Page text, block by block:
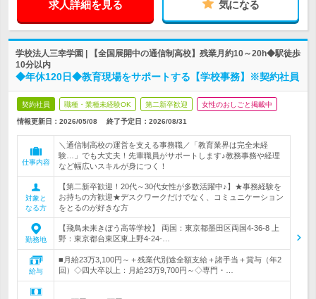
求人詳細を見る 気になる
学校法人三幸学園 | 【全国展開中の通信制高校】残業月約10～20h◆駅徒歩
10分以内
◆年休120日◆教育現場をサポートする【学校事務】※契約社員
契約社員 職種・業種未経験OK 第二新卒歓迎 女性のおしごと掲載中
情報更新日：2026/05/08 終了予定日： 2026/08/31
仕事内容
＼通信制高校の運営を支える事務職／「教育業界は完全未経
験…」でも大丈夫！先輩職員がサポートします♪教務事務や経理
など幅広いスキルが身につく！
対象と
なる方
【第二新卒歓迎！20代～30代女性が多数活躍中♪】★事務経験を
お持ちの方歓迎★デスクワークだけでなく、コミュニケーション
をとるのが好きな方
勤務地
【飛鳥未来きぼう高等学校】 両国：東京都墨田区両国4-36-8 上
野：東京都台東区東上野4-24-…
給与
■月給23万3,100円～＋残業代別途全額支給＋諸手当＋賞与（年2
回）◇四大卒以上：月給23万9,700円～◇専門・…